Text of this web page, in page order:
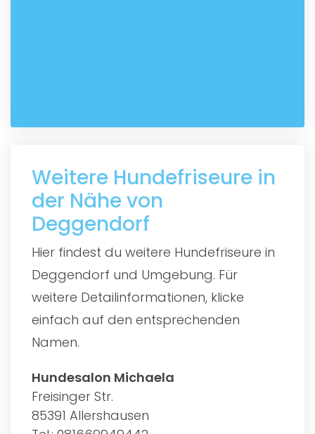
Weitere Hundefriseure in
der Nähe von
Deggendorf
Hier findest du weitere Hundefriseure in
Deggendorf und Umgebung. Für
weitere Detailinformationen, klicke
einfach auf den entsprechenden
Namen.
Hundesalon Michaela
Freisinger Str.
85391 Allershausen